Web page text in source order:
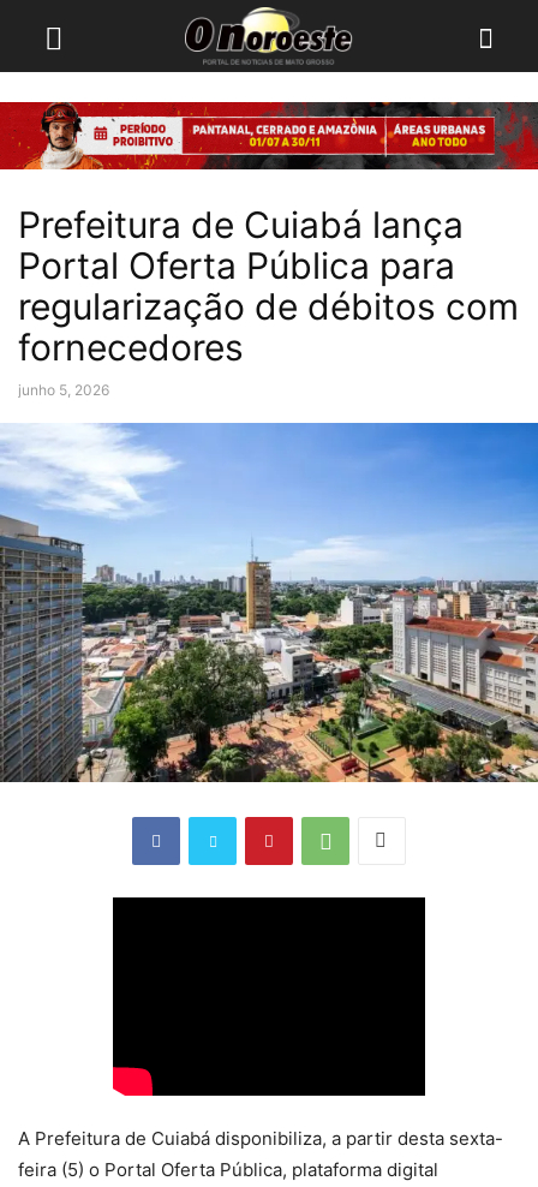
Prefeitura de Cuiabá lança
Portal Oferta Pública para
regularização de débitos com
fornecedores
junho 5, 2026
A Prefeitura de Cuiabá disponibiliza, a partir desta sexta-
feira (5) o Portal Oferta Pública, plataforma digital